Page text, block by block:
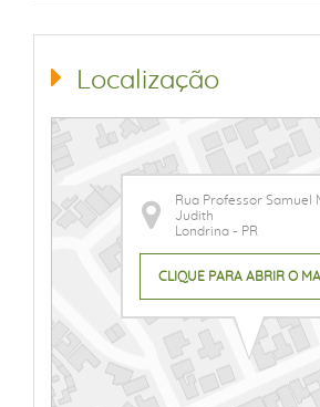
Localização
Rua Professor Samuel
Judith
Londrina - PR
CLIQUE PARA ABRIR O